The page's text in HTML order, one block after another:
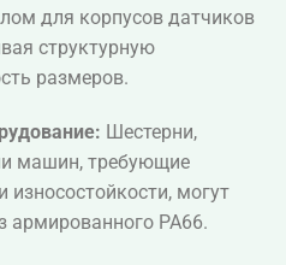
для корпусов датчиков
структурную
размеров.
Шестерни,
машин, требующие
износостойкости, могут
армированного PA66.